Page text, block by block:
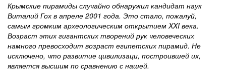
Крымские пирамиды случайно обнаружил кандидат наук
Виталий Гох в апреле 2001 года. Это стало, пожалуй,
самым громким археологическим открытием XXI века.
Возраст этих гигантских творений рук человеческих
намного превосходит возраст египетских пирамид. Не
исключено, что развитие цивилизаци, построившей их,
является высшим по сравнению с нашей.